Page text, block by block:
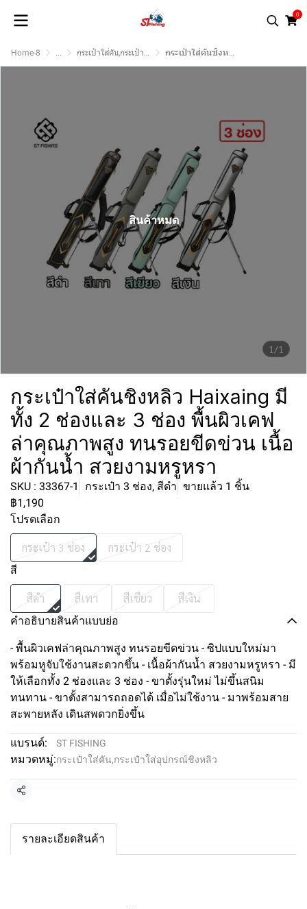
0
Home-8 ... กระเป๋าใส่คัน,กระเป๋าใส่อุปกรณ์ชิงหลิว กระเป๋าใส่คันชิงหลิว Haixaing มีทั้ง 2 ช่องและ 3 ช่อง พื้นผิวเคฟล่าคุณภาพสูง ทนรอยขีดข่วน เนื้อผ้ากันน้ำ สวยงามหรูหรา
1/1
สินค้าหมด
กระเป๋าใส่คันชิงหลิว Haixaing มี
ทั้ง 2 ช่องและ 3 ช่อง พื้นผิวเคฟ
ล่าคุณภาพสูง ทนรอยขีดข่วน เนื้อ
ผ้ากันน้ำ สวยงามหรูหรา
SKU : 33367-1 กระเป๋า 3 ช่อง, สีดำ ขายแล้ว 1 ชิ้น
฿1,190
โปรดเลือก
กระเป๋า 3 ช่อง กระเป๋า 2 ช่อง
สี
สีดำ สีเทา สีเขียว สีเงิน
คำอธิบายสินค้าแบบย่อ
- พื้นผิวเคฟล่าคุณภาพสูง ทนรอยขีดข่วน - ซิปแบบใหม่มา
พร้อมหูจับใช้งานสะดวกขึ้น - เนื้อผ้ากันน้ำ สวยงามหรูหรา - มี
ให้เลือกทั้ง 2 ช่องและ 3 ช่อง - ขาตั้งรุ่นใหม่ ไม่ขึ้นสนิม
ทนทาน - ขาตั้งสามารถถอดได้ เมื่อไม่ใช้งาน - มาพร้อมสาย
สะพายหลัง เดินสพดวกยิ่งขึ้น
แบรนด์: ST FISHING
หมวดหมู่:กระเป๋าใส่คัน,กระเป๋าใส่อุปกรณ์ชิงหลิว
แชร์
รายละเอียดสินค้า